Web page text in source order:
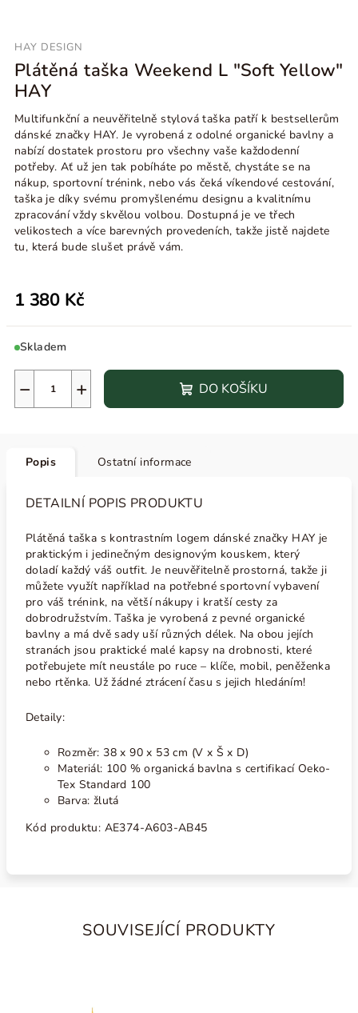
HAY DESIGN
Plátěná taška Weekend L "Soft Yellow"
HAY
Multifunkční a neuvěřitelně stylová taška patří k bestsellerům
dánské značky HAY. Je vyrobená z odolné organické bavlny a
nabízí dostatek prostoru pro všechny vaše každodenní
potřeby. Ať už jen tak pobíháte po městě, chystáte se na
nákup, sportovní trénink, nebo vás čeká víkendové cestování,
taška je díky svému promyšlenému designu a kvalitnímu
zpracování vždy skvělou volbou. Dostupná je ve třech
velikostech a více barevných provedeních, takže jistě najdete
tu, která bude slušet právě vám.
1 380 Kč
Skladem
+
− DO KOŠÍKU
Popis Ostatní informace
DETAILNÍ POPIS PRODUKTU
Plátěná taška s kontrastním logem dánské značky HAY je
praktickým i jedinečným designovým kouskem, který
doladí každý váš outfit. Je neuvěřitelně prostorná, takže ji
můžete využít například na potřebné sportovní vybavení
pro váš trénink, na větší nákupy i kratší cesty za
dobrodružstvím. Taška je vyrobená z pevné organické
bavlny a má dvě sady uší různých délek. Na obou jejích
stranách jsou praktické malé kapsy na drobnosti, které
potřebujete mít neustále po ruce – klíče, mobil, peněženka
nebo rtěnka. Už žádné ztrácení času s jejich hledáním!
Detaily:
Rozměr: 38 x 90 x 53 cm (V x Š x D)
Materiál: 100 % organická bavlna s certifikací Oeko-
Tex Standard 100
Barva: žlutá
Kód produktu: AE374-A603-AB45
SOUVISEJÍCÍ PRODUKTY